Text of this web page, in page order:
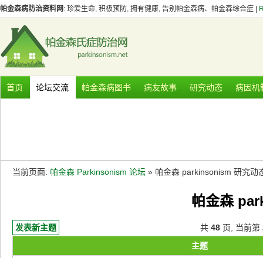
帕金森病防治资料网 : 珍爱生命, 积极预防, 拥有健康, 告别帕金森病、帕金森综合症 |
首页 论坛交流 帕金森病图书 病友故事 研究动态 病因机
当前页面: 帕金森 Parkinsonism 论坛 » 帕金森 parkinsonism 研究动
帕金森
发表新主题 共 48 页, 当前第
主题